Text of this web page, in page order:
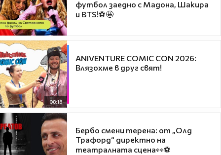
футбол заедно с Мадона, Шакира
и BTS!⚽🤩
08:16
ANIVENTURE COMIC CON 2026:
Влязохме в друг свят!
Бербо смени терена: от „Олд
Трафорд“ директно на
театралната сцена👀⚽